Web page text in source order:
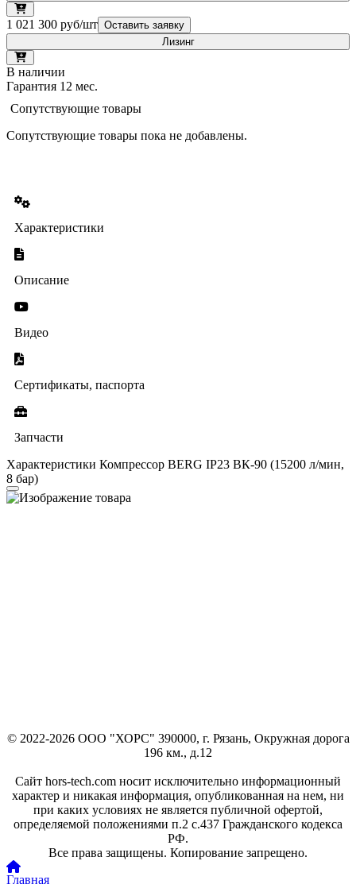
1 021 300 руб/шт Оставить заявку
Лизинг
В наличии
Гарантия 12 мес.
Сопутствующие товары
Сопутствующие товары пока не добавлены.
Характеристики
Описание
Видео
Сертификаты, паспорта
Запчасти
Характеристики Компрессор BERG IP23 ВК-90 (15200 л/мин,
8 бар)
© 2022-2026 ООО "ХОРС" 390000, г. Рязань, Окружная дорога
196 км., д.12
Сайт hors-tech.com носит исключительно информационный
характер и никакая информация, опубликованная на нем, ни
при каких условиях не является публичной офертой,
определяемой положениями п.2 с.437 Гражданского кодекса
РФ.
Все права защищены. Копирование запрещено.
Главная